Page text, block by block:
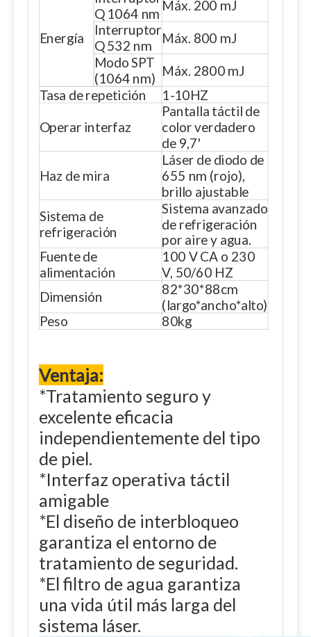
Energía
Q 1064 nm Máx. 200 mJ
Interruptor
Q 532 nm
Máx. 800 mJ
Modo SPT
(1064 nm) Máx. 2800 mJ
Tasa de repetición
1-10HZ
Operar interfaz
Pantalla táctil de
color verdadero
de 9,7'
Haz de mira
Láser de diodo de
655 nm (rojo),
brillo ajustable
Sistema de
refrigeración
Sistema avanzado
de refrigeración
por aire y agua.
Fuente de
alimentación
100 V CA o 230
V, 50/60 HZ
Dimensión
82*30*88cm
(largo*ancho*alto)
Peso 80kg
Ventaja:
*Tratamiento seguro y
excelente eficacia
independientemente del tipo
de piel.
*Interfaz operativa táctil
amigable
*El diseño de interbloqueo
garantiza el entorno de
tratamiento de seguridad.
*El filtro de agua garantiza
una vida útil más larga del
sistema láser.